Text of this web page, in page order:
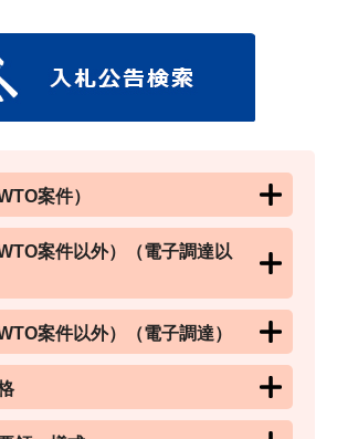
案件）
案件以外）（電子調達以
案件以外）（電子調達）